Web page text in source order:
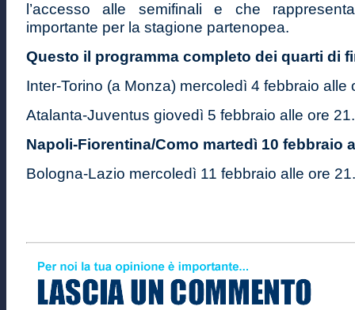
l’accesso alle semifinali e che
importante per la stagione partenopea.
Questo il programma completo dei quarti di
Inter-Torino (a Monza) mercoledì 4 febbraio alle
Atalanta-Juventus giovedì 5 febbraio alle ore
Napoli-Fiorentina/Como martedì 10 febbraio
Bologna-Lazio mercoledì 11 febbraio alle ore